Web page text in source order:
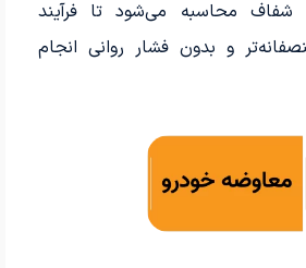
شفاف محاسبه می‌شود تا فرآیند
و بدون فشار روانی انجام